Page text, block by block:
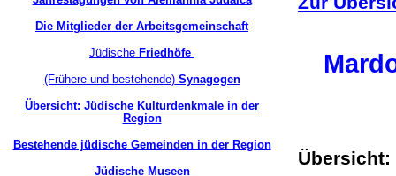
Die Mitglieder der Arbeitsgemeinschaft
Jüdische Friedhöfe
(Frühere und bestehende)Synagogen
Übersicht: Jüdische Kulturdenkmale in der
Region
Bestehende jüdische Gemeinden in der Region
Jüdische Museen
Übersicht: